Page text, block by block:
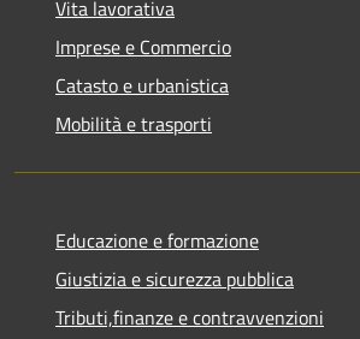
Vita lavorativa
Imprese e Commercio
Catasto e urbanistica
Mobilità e trasporti
Educazione e formazione
Giustizia e sicurezza pubblica
Tributi,finanze e contravvenzioni